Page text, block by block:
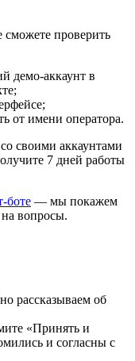
проверить
демо-аккаунт в
от имени оператора.
своими аккаунтами
7 дней работы
боте — мы покажем
вопросы.
рассказываем об
«Принять и
и согласны с